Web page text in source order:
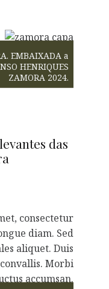
EMBAIXADA a
HENRIQUES
ZAMORA 2024.
das